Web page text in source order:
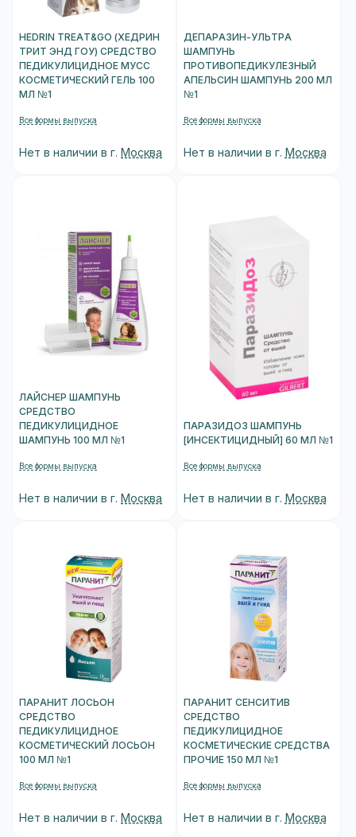
HEDRIN TREAT&GO (ХЕДРИН
ТРИТ ЭНД ГОУ) СРЕДСТВО
ПЕДИКУЛИЦИДНОЕ МУСС
КОСМЕТИЧЕСКИЙ ГЕЛЬ 100
МЛ №1
Все формы выпуска
Нет в наличии в г. Москва
ДЕПАРАЗИН-УЛЬТРА
ШАМПУНЬ
ПРОТИВОПЕДИКУЛЕЗНЫЙ
АПЕЛЬСИН ШАМПУНЬ 200 МЛ
№1
Все формы выпуска
Нет в наличии в г. Москва
ЛАЙСНЕР ШАМПУНЬ
СРЕДСТВО
ПЕДИКУЛИЦИДНОЕ
ШАМПУНЬ 100 МЛ №1
Все формы выпуска
Нет в наличии в г. Москва
ПАРАЗИДОЗ ШАМПУНЬ
[ИНСЕКТИЦИДНЫЙ] 60 МЛ №1
Все формы выпуска
Нет в наличии в г. Москва
ПАРАНИТ ЛОСЬОН
СРЕДСТВО
ПЕДИКУЛИЦИДНОЕ
КОСМЕТИЧЕСКИЙ ЛОСЬОН
100 МЛ №1
Все формы выпуска
Нет в наличии в г. Москва
ПАРАНИТ СЕНСИТИВ
СРЕДСТВО
ПЕДИКУЛИЦИДНОЕ
КОСМЕТИЧЕСКИЕ СРЕДСТВА
ПРОЧИЕ 150 МЛ №1
Все формы выпуска
Нет в наличии в г. Москва